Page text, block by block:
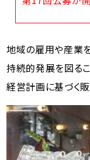
地域の雇用や産業
持続的発展を図る
経営計画に基づく